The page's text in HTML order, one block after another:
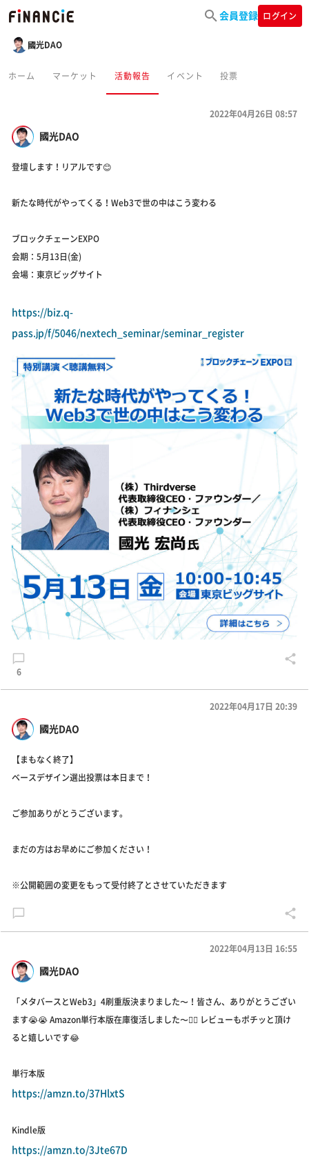
会員登録 ログイン
國光DAO
ホーム マーケット 活動報告 イベント 投票
國光DAO
2022年04月26日 08:57
登壇します！リアルです😊
新たな時代がやってくる！Web3で世の中はこう変わる
ブロックチェーンEXPO
会期：5月13日(金)
会場：東京ビッグサイト
https://biz.q-
pass.jp/f/5046/nextech_seminar/seminar_register
6
國光DAO
2022年04月17日 20:39
【まもなく終了】
ベースデザイン選出投票は本日まで！
ご参加ありがとうございます。
まだの方はお早めにご参加ください！
※公開範囲の変更をもって受付終了とさせていただきます
國光DAO
2022年04月13日 16:55
「メタバースとWeb3」4刷重版決まりました〜！皆さん、ありがとうござい
ます😭😭 Amazon単行本版在庫復活しました〜🙇‍♂️ レビューもポチッと頂け
ると嬉しいです😂
単行本版
https://amzn.to/37HlxtS
Kindle版
https://amzn.to/3Jte67D